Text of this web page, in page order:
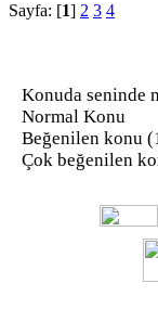
Sayfa: [1] 2 3 4
Konuda seninde
Normal Konu
Beğenilen konu
Çok beğenilen